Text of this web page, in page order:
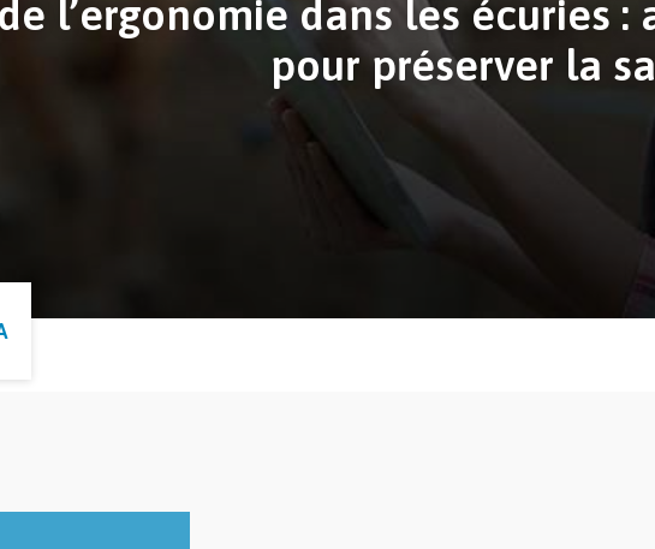
l’ergonomie dans les écuries
pour préserver la